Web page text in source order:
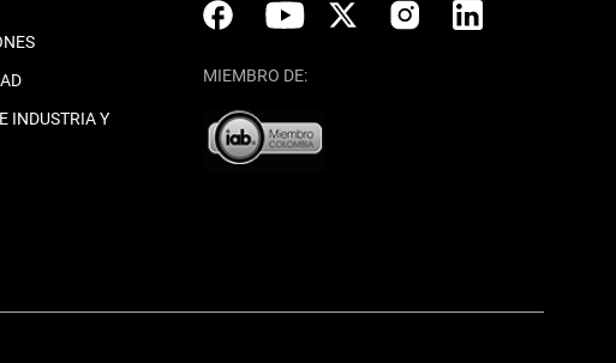
INDUSTRIA Y
MIEMBRO DE: